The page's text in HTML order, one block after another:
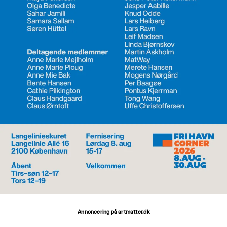
Annoncering på artmatter.dk